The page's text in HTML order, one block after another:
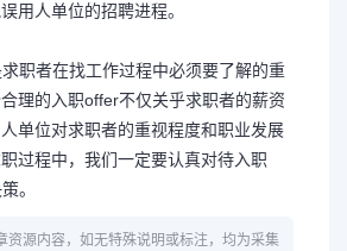
用人单位的招聘进程。
职者在找工作过程中必须要了解的重
理的入职offer不仅关乎求职者的薪资
单位对求职者的重视程度和职业发展
过程中，我们一定要认真对待入职
。
资源内容，如无特殊说明或标注，均为采集